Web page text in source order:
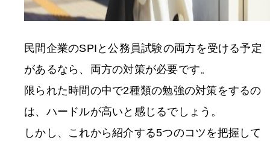
民間企業のSPIと公務員試験の両方を受ける予定
があるなら、両方の対策が必要です。
限られた時間の中で2種類の勉強の対策をするの
は、ハードルが高いと感じるでしょう。
しかし、これから紹介する5つのコツを把握して